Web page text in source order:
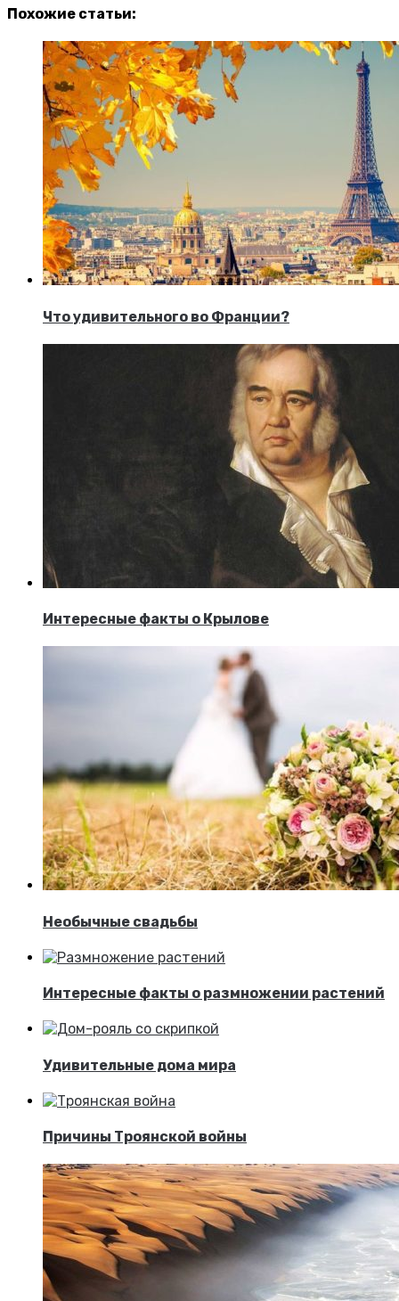
Похожие статьи:
Что удивительного во Франции?
Интересные факты о Крылове
Необычные свадьбы
Интересные факты о размножении растений
Удивительные дома мира
Причины Троянской войны